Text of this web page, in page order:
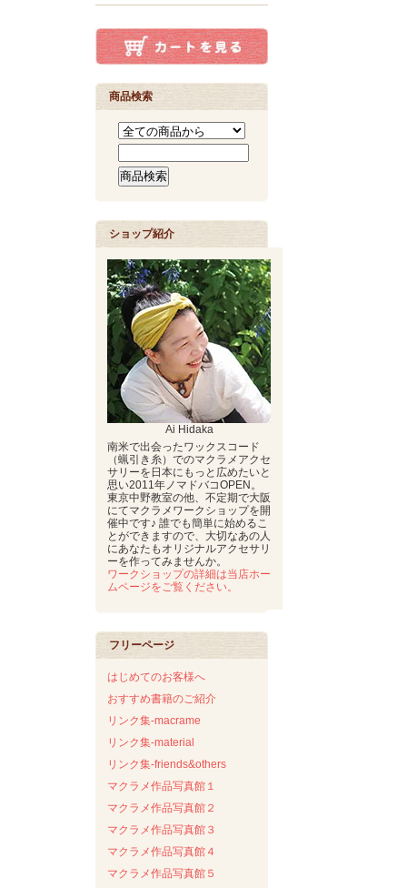
商品検索
ショップ紹介
Ai Hidaka
南米で出会ったワックスコード
（蝋引き糸）でのマクラメアクセ
サリーを日本にもっと広めたいと
思い2011年ノマドバコOPEN。
東京中野教室の他、不定期で大阪
にてマクラメワークショップを開
催中です♪ 誰でも簡単に始めるこ
とができますので、大切なあの人
にあなたもオリジナルアクセサリ
ーを作ってみませんか。
ワークショップの詳細は当店ホー
ムページをご覧ください。
フリーページ
はじめてのお客様へ
おすすめ書籍のご紹介
リンク集-macrame
リンク集-material
リンク集-friends&others
マクラメ作品写真館１
マクラメ作品写真館２
マクラメ作品写真館３
マクラメ作品写真館４
マクラメ作品写真館５